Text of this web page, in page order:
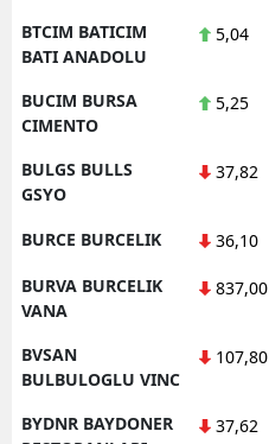
BTCIM BATICIM
BATI ANADOLU
5,04
BUCIM BURSA
CIMENTO
5,25
BULGS BULLS
GSYO
37,82
BURCE BURCELIK 36,10
BURVA BURCELIK
VANA
837,00
BVSAN
BULBULOGLU VINC
107,80
BYDNR BAYDONER
37,62